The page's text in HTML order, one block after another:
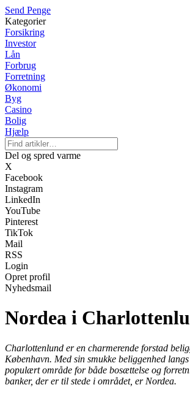
Send Penge
Kategorier
Forsikring
Investor
Lån
Forbrug
Forretning
Økonomi
Byg
Casino
Bolig
Hjælp
Del og spred varme
X
Facebook
Instagram
LinkedIn
YouTube
Pinterest
TikTok
Mail
RSS
Login
Opret profil
Nyhedsmail
Nordea i
Charlottenlund er en charmerende forstad
København. Med sin smukke beliggenhed
populært område for både bosættelse og
banker, der er til stede i området, er Nordea.